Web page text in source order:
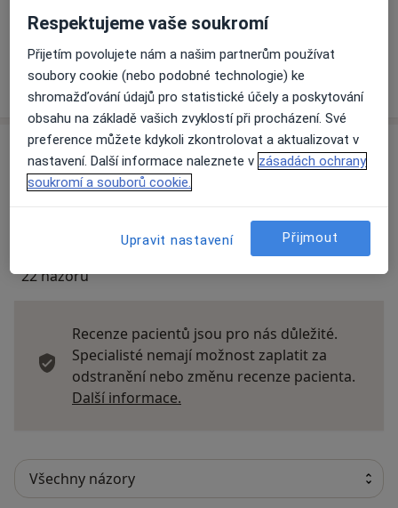
Na teto adrese lékař přijímá pacienty na pojišťovnu
Detaily
Víceo adrese
Názory
Přidejte svůj názor
22 názorů
Recenze pacientů jsou pro nás důležité.
Specialisté nemají možnost zaplatit za
odstranění nebo změnu recenze pacienta.
Další informace.
Respektujeme vaše soukromí
Přijetím povolujete nám a našim partnerům používat
soubory cookie (nebo podobné technologie) ke
shromažďování údajů pro statistické účely a poskytování
obsahu na základě vašich zvyklostí při procházení. Své
preference můžete kdykoli zkontrolovat a aktualizovat v
nastavení. Další informace naleznete v zásadách ochrany
soukromí a souborů cookie.
Upravit nastavení Přijmout